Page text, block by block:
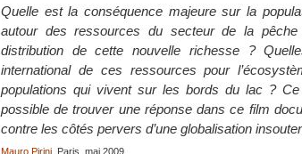
Quelle est la conséquence majeure sur la
autour des ressources du secteur de la
distribution de cette nouvelle richesse ?
international de ces ressources pour
populations qui vivent sur les bords du lac ?
possible de trouver une réponse dans ce film
contre les côtés pervers d’une globalisation
Mauro Pirini , Paris, mai 2009